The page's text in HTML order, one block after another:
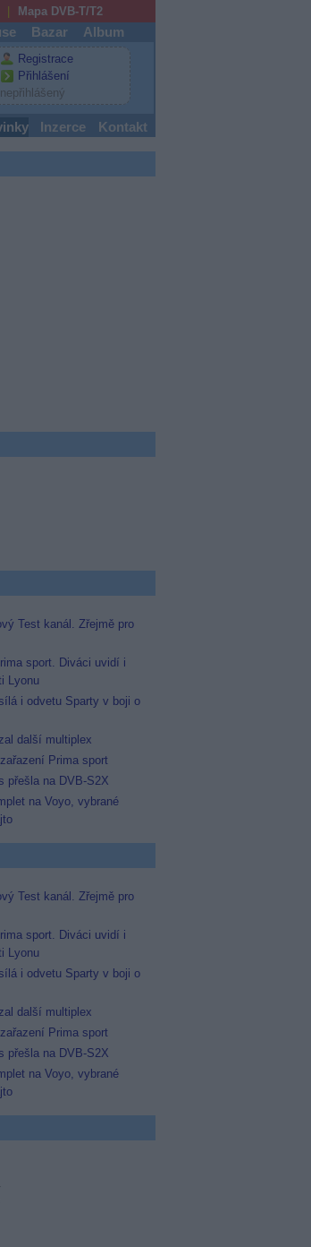
Mapa DVB-T/T2
Bazar Album
Registrace
Přihlášení
nepřihlášený
Inzerce Kontakt
Test kanál. Zřejmě pro
sport. Diváci uvidí i
Lyonu
i odvetu Sparty v boji o
další multiplex
Prima sport
přešla na DVB-S2X
na Voyo, vybrané
Test kanál. Zřejmě pro
sport. Diváci uvidí i
Lyonu
i odvetu Sparty v boji o
další multiplex
Prima sport
přešla na DVB-S2X
na Voyo, vybrané